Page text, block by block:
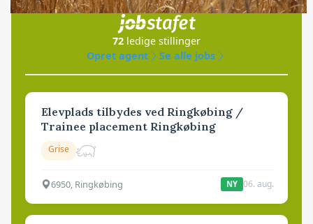
i samarbejde med
72 ledige stillinger
Opret agent
Se alle jobs
Elevplads tilbydes ved Ringkøbing /
Trainee placement Ringkøbing
Grise
6950, Ringkøbing NY 06. aug.